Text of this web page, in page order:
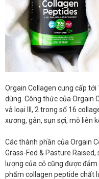
Orgain Collagen cung cấp
dùng. Công thức của Orgain
và loại III, 2 trong số 16
xương, gân, sụn sợi, mô liên
Các thành phần của Orgain
Grass-Fed & Pasture
lượng của cỏ cũng được
phẩm collagen peptide chất